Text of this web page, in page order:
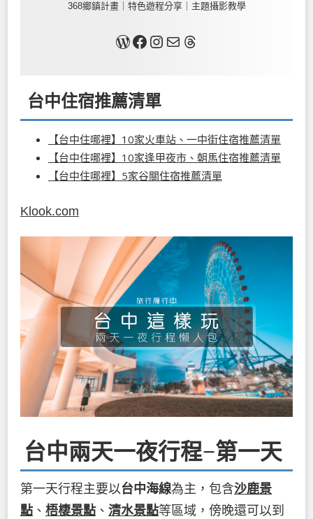
368鄉鎮計畫｜特色遊程分享｜主題攝影教學
關於我Facebook InstagramMail Threads
台中住宿推薦清單
【台中住哪裡】10家火車站、一中街住宿推薦清單
【台中住哪裡】10家逢甲夜市、朝馬住宿推薦清單
【台中住哪裡】5家谷關住宿推薦清單
Klook.com
台中兩天一夜行程−第一天
第一天行程主要以台中海線為主，包含沙鹿景
點 、 梧棲景點 、 清水景點等區域，傍晚還可以到